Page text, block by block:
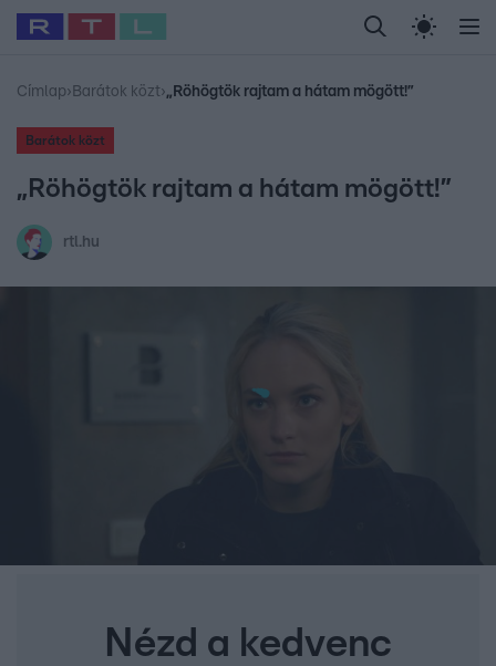
Legfrissebb RTL Híradó Randi Celeb vagyok,
Babits Marcella Most Wanted Gallusz
Címlap› Barátok közt›„Röhögtök rajtam a hátam mögött!”
Barátok közt
„Röhögtök rajtam a hátam mögött!”
rtl.hu
Nézd a kedvenc